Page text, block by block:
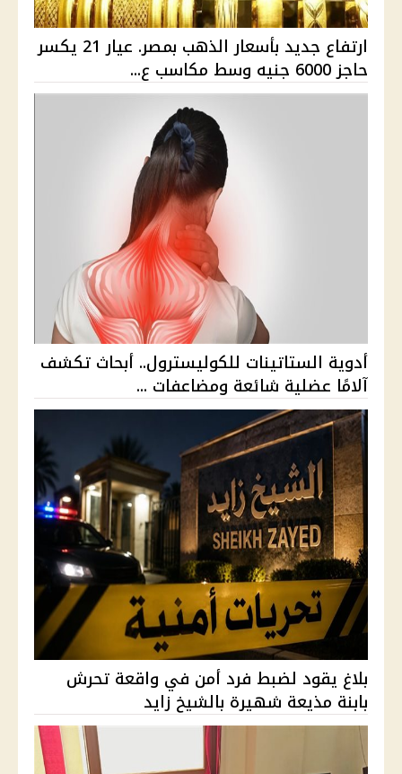
ارتفاع جديد بأسعار الذهب بمصر. عيار 21 يكسر
حاجز 6000 جنيه وسط مكاسب ع...
أدوية الستاتينات للكوليسترول.. أبحاث تكشف
آلامًا عضلية شائعة ومضاعفات ...
بلاغ يقود لضبط فرد أمن في واقعة تحرش
بابنة مذيعة شهيرة بالشيخ زايد